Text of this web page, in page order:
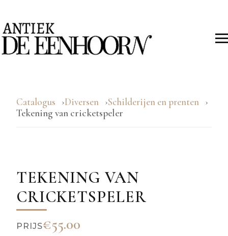
Catalogus Diversen
Schilderijen en prenten
Tekening van cricketspeler
TEKENING VAN
CRICKETSPELER
PRIJS€55.00